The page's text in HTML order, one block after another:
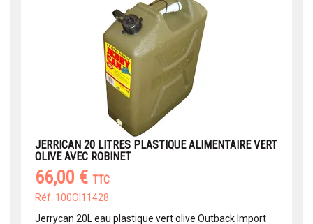
JERRICAN 20 LITRES PLASTIQUE ALIMENTAIRE VERT
OLIVE AVEC ROBINET
66,00 € TTC
Réf: 100OI11428
Jerrycan 20L eau plastique vert olive Outback Import